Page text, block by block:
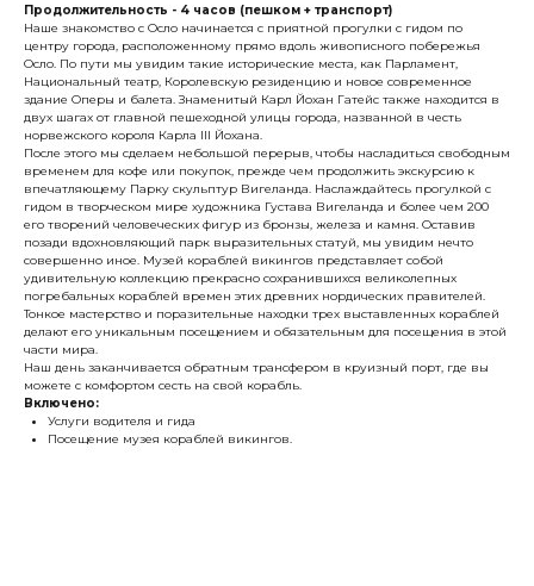
Продолжительность - 4 часов (пешком + транспорт)
Наше знакомство с Осло начинается с приятной прогулки с гидом по
центру города, расположенному прямо вдоль живописного побережья
Осло. По пути мы увидим такие исторические места, как Парламент,
Национальный театр, Королевскую резиденцию и новое современное
здание Оперы и балета. Знаменитый Карл Йохан Гатейс также находится в
двух шагах от главной пешеходной улицы города, названной в честь
норвежского короля Карла III Йохана.
После этого мы сделаем небольшой перерыв, чтобы насладиться свободным
временем для кофе или покупок, прежде чем продолжить экскурсию к
впечатляющему Парку скульптур Вигеланда. Наслаждайтесь прогулкой с
гидом в творческом мире художника Густава Вигеланда и более чем 200
его творений человеческих фигур из бронзы, железа и камня. Оставив
позади вдохновляющий парк выразительных статуй, мы увидим нечто
совершенно иное. Музей кораблей викингов представляет собой
удивительную коллекцию прекрасно сохранившихся великолепных
погребальных кораблей времен этих древних нордических правителей.
Тонкое мастерство и поразительные находки трех выставленных кораблей
делают его уникальным посещением и обязательным для посещения в этой
части мира.
Наш день заканчивается обратным трансфером в круизный порт, где вы
можете с комфортом сесть на свой корабль.
Включено:
Услуги водителя и гида
Посещение музея кораблей викингов.